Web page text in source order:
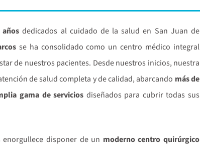
dedicados al cuidado de la salud en San Juan de
se ha consolidado como un centro médico integral
de nuestros pacientes. Desde nuestros inicios, nuestra
de salud completa y de calidad, abarcando más de
gama de servicios diseñados para cubrir todas sus
enorgullece disponer de un moderno centro quirúrgico